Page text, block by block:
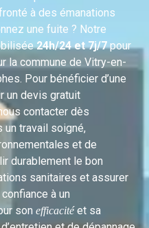
à des émanations
une fuite ? Notre
24h/24 et 7j/7pour
la commune de Vitry-en-
Pour bénéficier d’une
un devis gratuit
contacter dès
un travail soigné,
et de
durablement le bon
sanitaires et assurer
à un
son efficacitéet sa